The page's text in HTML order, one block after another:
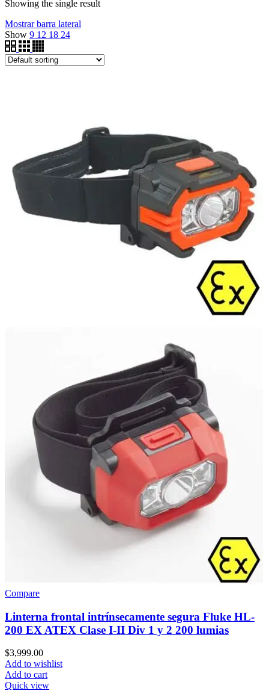
Showing the single result
Mostrar barra lateral
Show 9 12 18 24
Compare
Linterna frontal intrínsecamente segura Fluke HL-
200 EX ATEX Clase I-II Div 1 y 2 200 lumias
$3,999.00
Add to wishlist
Add to cart
Quick view